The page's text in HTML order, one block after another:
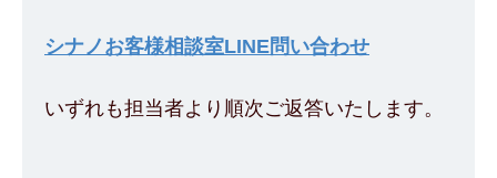
シナノお客様相談室LINE問い合わせ
いずれも担当者より順次ご返答いたします。